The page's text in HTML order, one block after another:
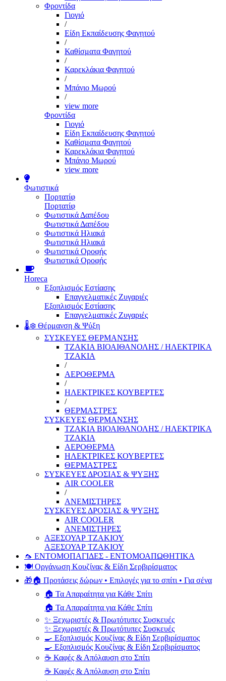
Φροντίδα
Γιογιό
/
Είδη Εκπαίδευσης Φαγητού
/
Καθίσματα Φαγητού
/
Καρεκλάκια Φαγητού
/
Μπάνιο Μωρού
/
view more
Φροντίδα
Γιογιό
Είδη Εκπαίδευσης Φαγητού
Καθίσματα Φαγητού
Καρεκλάκια Φαγητού
Μπάνιο Μωρού
view more
Φωτιστικά
Πορτατίφ
Πορτατίφ
Φωτιστικά Δαπέδου
Φωτιστικά Δαπέδου
Φωτιστικά Ηλιακά
Φωτιστικά Ηλιακά
Φωτιστικά Οροφής
Φωτιστικά Οροφής
Horeca
Εξοπλισμός Εστίασης
Επαγγελματικές Ζυγαριές
Εξοπλισμός Εστίασης
Επαγγελματικές Ζυγαριές
🌡️❄️ Θέρμανση & Ψύξη
ΣΥΣΚΕΥΕΣ ΘΕΡΜΑΝΣΗΣ
ΤΖΑΚΙΑ ΒΙΟΑΙΘΑΝΟΛΗΣ / ΗΛΕΚΤΡΙΚΑ
ΤΖΑΚΙΑ
/
ΑΕΡΟΘΕΡΜΑ
/
ΗΛΕΚΤΡΙΚΕΣ ΚΟΥΒΕΡΤΕΣ
/
ΘΕΡΜΑΣΤΡΕΣ
ΣΥΣΚΕΥΕΣ ΘΕΡΜΑΝΣΗΣ
ΤΖΑΚΙΑ ΒΙΟΑΙΘΑΝΟΛΗΣ / ΗΛΕΚΤΡΙΚΑ
ΤΖΑΚΙΑ
ΑΕΡΟΘΕΡΜΑ
ΗΛΕΚΤΡΙΚΕΣ ΚΟΥΒΕΡΤΕΣ
ΘΕΡΜΑΣΤΡΕΣ
ΣΥΣΚΕΥΕΣ ΔΡΟΣΙΑΣ & ΨΥΞΗΣ
AIR COOLER
/
ΑΝΕΜΙΣΤΗΡΕΣ
ΣΥΣΚΕΥΕΣ ΔΡΟΣΙΑΣ & ΨΥΞΗΣ
AIR COOLER
ΑΝΕΜΙΣΤΗΡΕΣ
ΑΞΕΣΟΥΑΡ ΤΖΑΚΙΟΥ
ΑΞΕΣΟΥΑΡ ΤΖΑΚΙΟΥ
🦟 ΕΝΤΟΜΟΠΑΓΙΔΕΣ - ΕΝΤΟΜΟΑΠΩΘΗΤΙΚΑ
🍽️ Οργάνωση Κουζίνας & Είδη Σερβιρίσματος
🎁🏠 Προτάσεις δώρων • Επιλογές για το σπίτι • Για σένα
🏠 Τα Απαραίτητα για Κάθε Σπίτι
🏠 Τα Απαραίτητα για Κάθε Σπίτι
✨ Ξεχωριστές & Πρωτότυπες Συσκευές
✨ Ξεχωριστές & Πρωτότυπες Συσκευές
🍳 Εξοπλισμός Κουζίνας & Είδη Σερβιρίσματος
🍳 Εξοπλισμός Κουζίνας & Είδη Σερβιρίσματος
☕ Καφές & Απόλαυση στο Σπίτι
☕ Καφές & Απόλαυση στο Σπίτι